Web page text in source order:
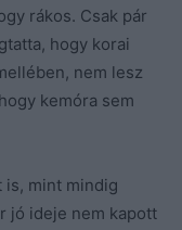
rákos. Csak pár
hogy korai
nem lesz
kemóra sem
mint mindig
jó ideje nem kapott